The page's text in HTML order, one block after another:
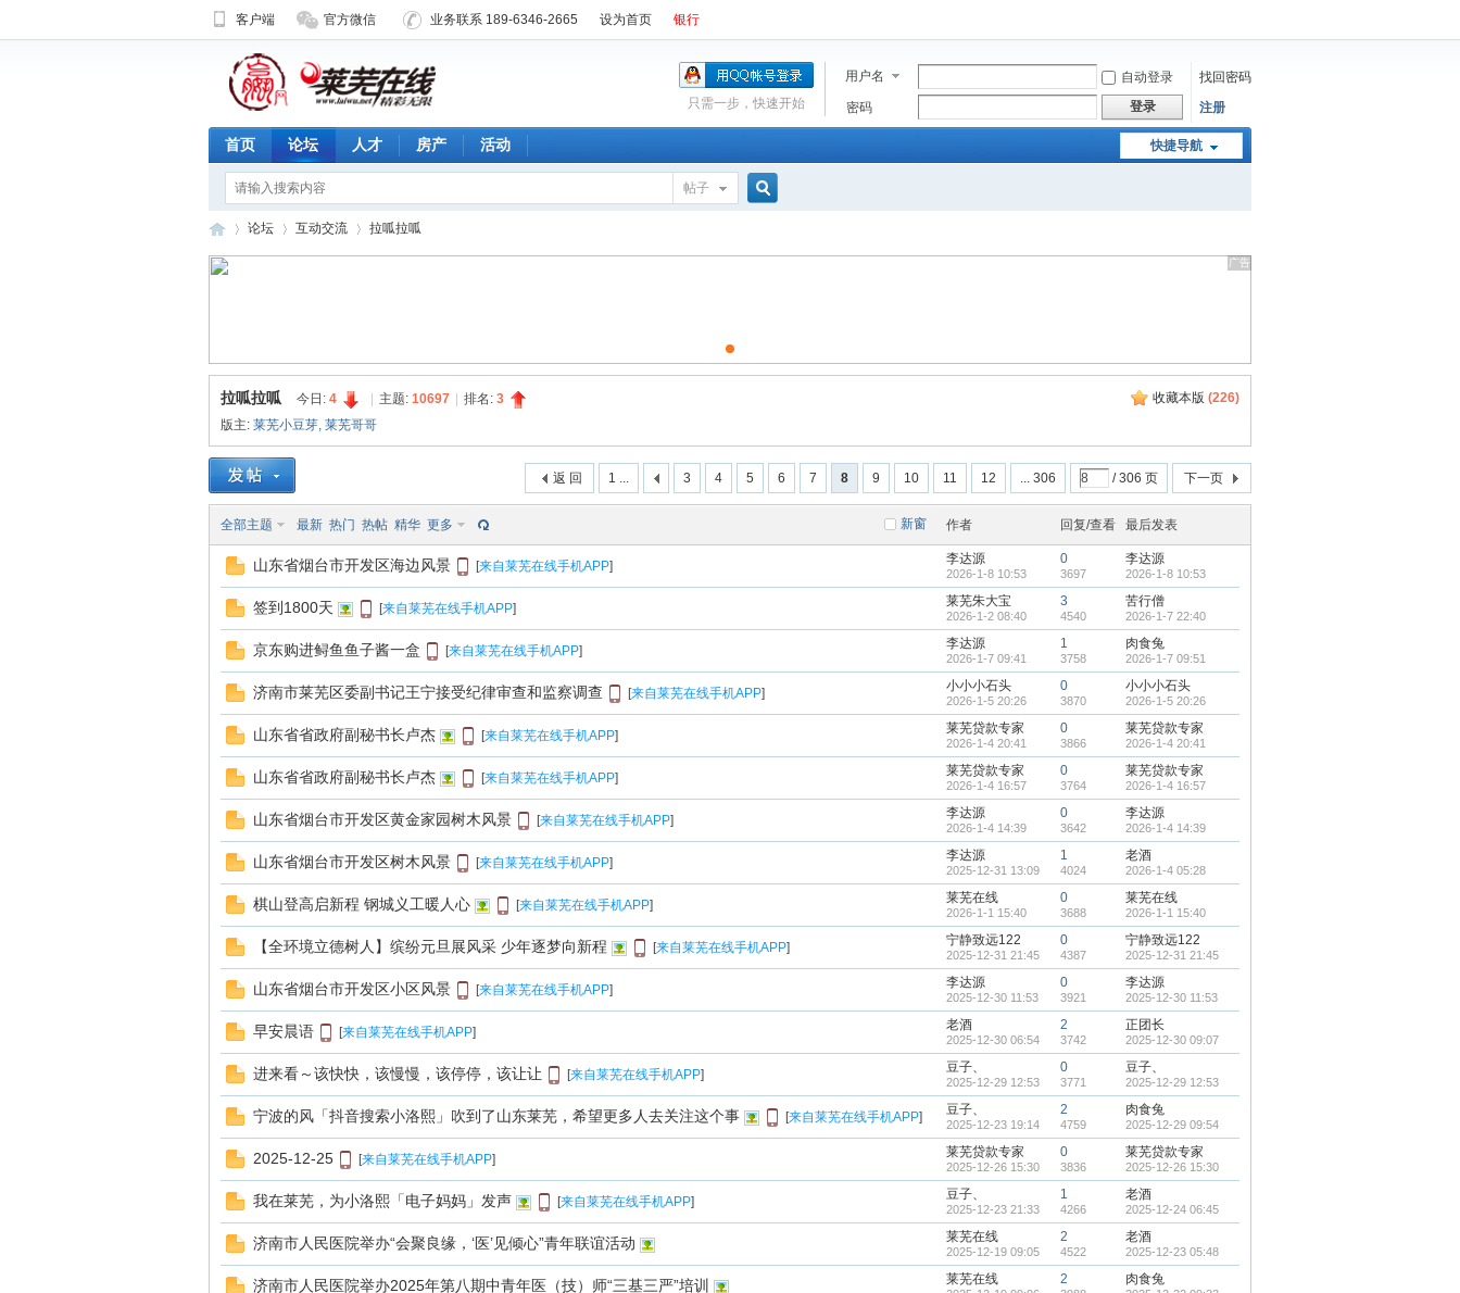
客户端 官方微信 业务联系 189-6346-2665 设为首页 银行
用户名 自动登录
找回密码
密码
登录 注册
只需一步，快速开始
快捷导航
首页 论坛 人才 房产 活动
帖子
在
线
论坛 互动交流 拉呱拉呱
收藏本版 (226)
拉呱拉呱 今日: 4 主题: 10697 排名: 3
版主: 莱芜小豆芽, 莱芜哥哥
1 ... 3 4 5 6 7 8 9 10 11 12 ... 306 / 306 页 下一页
返 回
新窗
全部主题 最新 热门 热帖 精华 更多 作者 回复/查看 最后发表
山东省烟台市开发区海边风景 [来自莱芜在线手机APP] 李达源
2026-1-8 10:53
0
3697
李达源
2026-1-8 10:53
签到1800天 [来自莱芜在线手机APP] 莱芜朱大宝
2026-1-2 08:40
3
4540
苦行僧
2026-1-7 22:40
京东购进鲟鱼鱼子酱一盒 [来自莱芜在线手机APP] 李达源
2026-1-7 09:41
1
3758
肉食兔
2026-1-7 09:51
济南市莱芜区委副书记王宁接受纪律审查和监察调查 [来自莱芜在线手机APP] 小小小石头
2026-1-5 20:26
0
3870
小小小石头
2026-1-5 20:26
山东省省政府副秘书长卢杰 [来自莱芜在线手机APP] 莱芜贷款专家
2026-1-4 20:41
0
3866
莱芜贷款专家
2026-1-4 20:41
山东省省政府副秘书长卢杰 [来自莱芜在线手机APP] 莱芜贷款专家
2026-1-4 16:57
0
3764
莱芜贷款专家
2026-1-4 16:57
山东省烟台市开发区黄金家园树木风景 [来自莱芜在线手机APP] 李达源
2026-1-4 14:39
0
3642
李达源
2026-1-4 14:39
山东省烟台市开发区树木风景 [来自莱芜在线手机APP] 李达源
2025-12-31 13:09
1
4024
老酒
2026-1-4 05:28
棋山登高启新程 钢城义工暖人心 [来自莱芜在线手机APP] 莱芜在线
2026-1-1 15:40
0
3688
莱芜在线
2026-1-1 15:40
【全环境立德树人】缤纷元旦展风采 少年逐梦向新程 [来自莱芜在线手机APP] 宁静致远122
2025-12-31 21:45
0
4387
宁静致远122
2025-12-31 21:45
山东省烟台市开发区小区风景 [来自莱芜在线手机APP] 李达源
2025-12-30 11:53
0
3921
李达源
2025-12-30 11:53
早安晨语 [来自莱芜在线手机APP] 老酒
2025-12-30 06:54
2
3742
正团长
2025-12-30 09:07
进来看～该快快，该慢慢，该停停，该让让 [来自莱芜在线手机APP] 豆子、
2025-12-29 12:53
0
3771
豆子、
2025-12-29 12:53
宁波的风「抖音搜索小洛熙」吹到了山东莱芜，希望更多人去关注这个事 [来自莱芜在线手机APP] 豆子、
2025-12-23 19:14
2
4759
肉食兔
2025-12-29 09:54
2025-12-25 [来自莱芜在线手机APP] 莱芜贷款专家
2025-12-26 15:30
0
3836
莱芜贷款专家
2025-12-26 15:30
我在莱芜，为小洛熙「电子妈妈」发声 [来自莱芜在线手机APP] 豆子、
2025-12-23 21:33
1
4266
老酒
2025-12-24 06:45
济南市人民医院举办“会聚良缘，‘医’见倾心”青年联谊活动 莱芜在线
2025-12-19 09:05
2
4522
老酒
2025-12-23 05:48
济南市人民医院举办2025年第八期中青年医（技）师“三基三严”培训 莱芜在线 2 肉食兔